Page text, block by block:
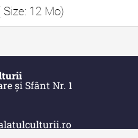
Size: 12 Mo)
și Sfânt Nr. 1